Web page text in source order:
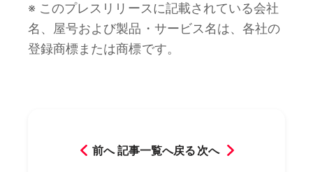
※ このプレスリリースに記載されている会社
名、屋号および製品・サービス名は、各社の
登録商標または商標です。
前へ 記事一覧へ戻る 次へ